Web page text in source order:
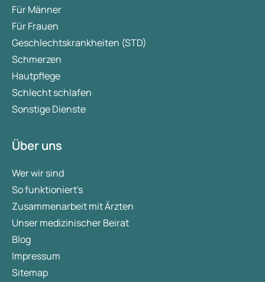
Für Männer
Für Frauen
Geschlechtskrankheiten (STD)
Schmerzen
Hautpflege
Schlecht schlafen
Sonstige Dienste
Über uns
Wer wir sind
So funktioniert's
Zusammenarbeit mit Ärzten
Unser medizinischer Beirat
Blog
Impressum
Sitemap